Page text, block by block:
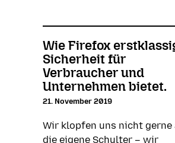
Wie Firefox
Sicherheit für
Verbraucher und
Unternehmen bietet.
21. November 2019
Wir klopfen uns nicht gerne
die eigene Schulter – wir